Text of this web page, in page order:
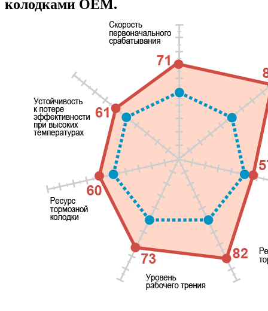
колодками OEM.